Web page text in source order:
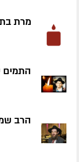
מרת
התמים
הרב